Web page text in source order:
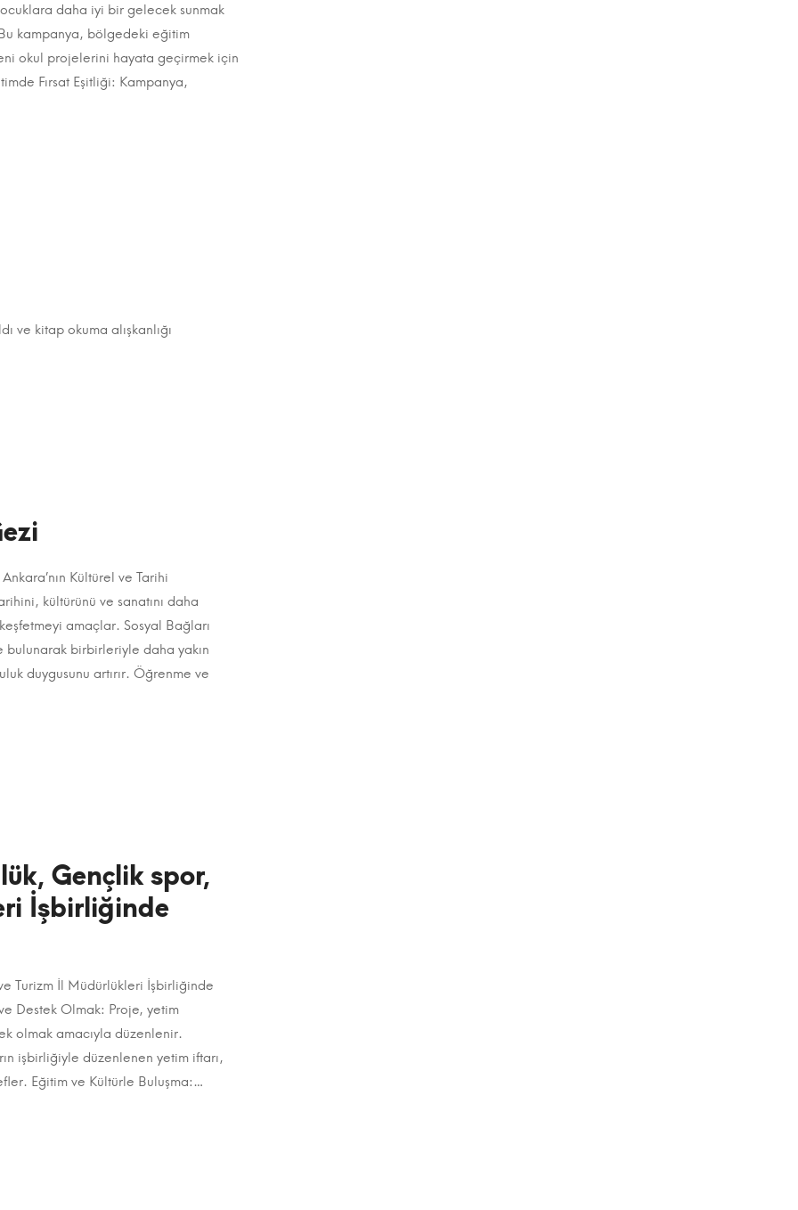
daha iyi bir gelecek sunmak
kampanya, bölgedeki eğitim
okul projelerini hayata geçirmek için
Fırsat Eşitliği: Kampanya,
ve kitap okuma alışkanlığı
Kültürel ve Tarihi
kültürünü ve sanatını daha
keşfetmeyi amaçlar. Sosyal Bağları
birbirleriyle daha yakın
duygusunu artırır. Öğrenme ve
Gençlik spor,
İşbirliğinde
Turizm İl Müdürlükleri İşbirliğinde
Destek Olmak: Proje, yetim
olmak amacıyla düzenlenir.
işbirliğiyle düzenlenen yetim iftarı,
Eğitim ve Kültürle Buluşma:…